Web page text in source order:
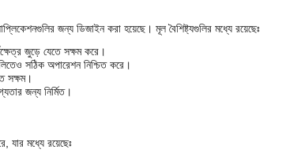
জন্য ডিজাইন করা হয়েছে। মূল বৈশিষ্ট্যগুলির মধ্যে রয়েছেঃ
জুড়ে যেতে সক্ষম করে।
সঠিক অপারেশন নিশ্চিত করে।
সক্ষম।
জন্য নির্মিত।
যার মধ্যে রয়েছেঃ